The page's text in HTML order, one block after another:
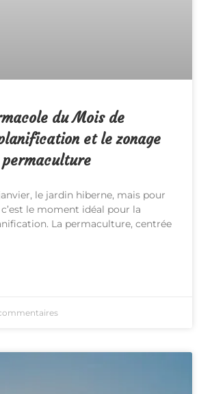
du Mois de
et le zonage
le jardin hiberne, mais pour
le moment idéal pour la
La permaculture, centrée